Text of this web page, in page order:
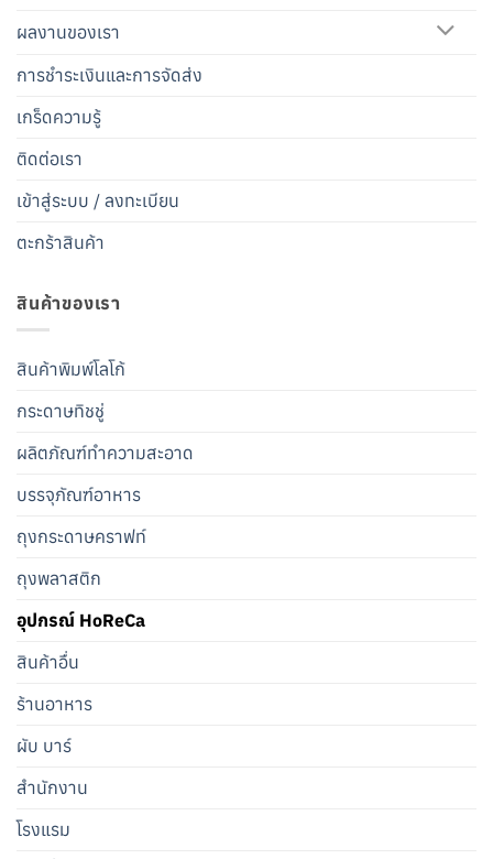
ผลงานของเรา
การชำระเงินและการจัดส่ง
เกร็ดความรู้
ติดต่อเรา
เข้าสู่ระบบ / ลงทะเบียน
ตะกร้าสินค้า
สินค้าของเรา
สินค้าพิมพ์โลโก้
กระดาษทิชชู่
ผลิตภัณฑ์ทำความสะอาด
บรรจุภัณฑ์อาหาร
ถุงกระดาษคราฟท์
ถุงพลาสติก
อุปกรณ์ HoReCa
สินค้าอื่น
ร้านอาหาร
ผับ บาร์
สำนักงาน
โรงแรม